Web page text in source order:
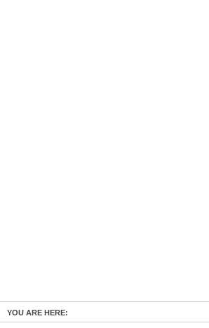
YOU ARE HERE: